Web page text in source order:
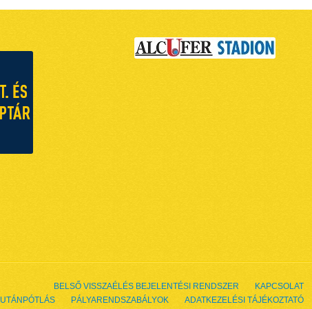
BELSŐ VISSZAÉLÉS BEJELENTÉSI RENDSZER
KAPCSOLAT
UTÁNPÓTLÁS
PÁLYARENDSZABÁLYOK ADATKEZELÉSI TÁJÉKOZTATÓ